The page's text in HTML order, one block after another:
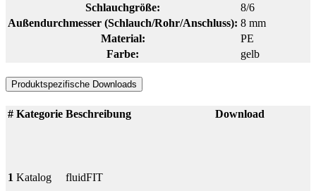
Schlauchgröße:
8/6
Außendurchmesser (Schlauch/Rohr/Anschluss): 8 mm
Material:
PE
Farbe:
gelb
Produktspezifische Downloads
# Kategorie Beschreibung Download
1 Katalog fluidFIT